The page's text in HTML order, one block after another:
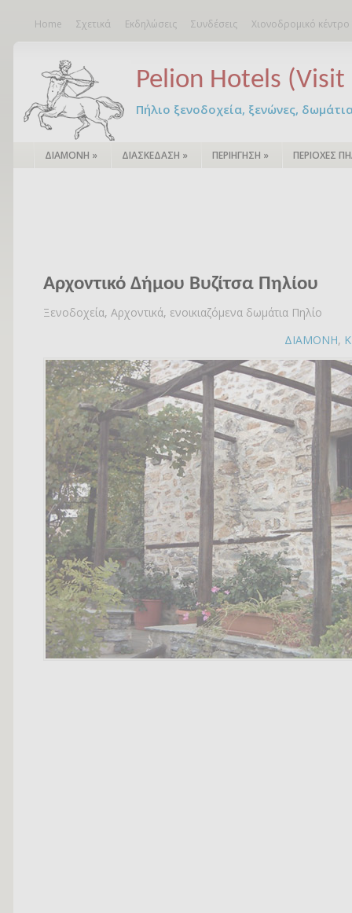
Home Σχετικά Εκδηλώσεις Συνδέσεις Χιονοδρομικό
Pelion Hotels (Visit
Πήλιο ξενοδοχεία, ξενώνες,
ΔΙΑΜΟΝΗ » ΔΙΑΣΚΕΔΑΣΗ » ΠΕΡΙΗΓΗΣΗ » ΠΕΡΙΟΧΕΣ
Αρχοντικό Δήμου Βυζίτσα Пηλίου
Ξενοδοχεία, Αρχοντικά, ενοικιαζόμενα δωμάτια Πηλίο
ΔΙΑΜΟΝΗ,